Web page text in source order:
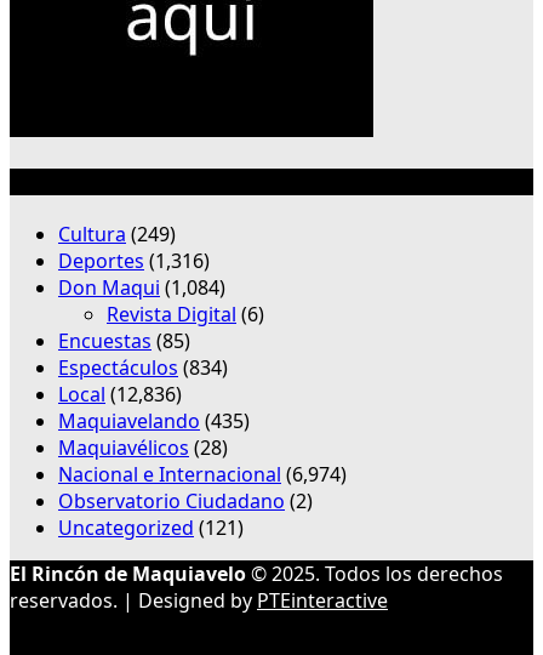
Cultura (249)
Deportes (1,316)
Don Maqui (1,084)
Revista Digital (6)
Encuestas (85)
Espectáculos (834)
Local (12,836)
Maquiavelando (435)
Maquiavélicos (28)
Nacional e Internacional (6,974)
Observatorio Ciudadano (2)
Uncategorized (121)
El Rincón de Maquiavelo© 2025. Todos los derechos
reservados. | Designed by PTEinteractive